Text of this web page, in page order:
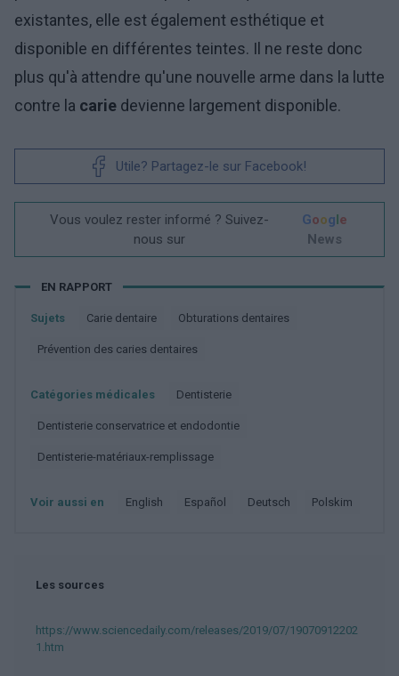
existantes, elle est également esthétique et
disponible en différentes teintes. Il ne reste donc
plus qu'à attendre qu'une nouvelle arme dans la lutte
contre la carie devienne largement disponible.
Utile? Partagez-le sur Facebook!
Vous voulez rester informé ? Suivez-
nous sur
Google
News
EN RAPPORT
Sujets Carie dentaire Obturations dentaires
Prévention des caries dentaires
Catégories médicales Dentisterie
Dentisterie conservatrice et endodontie
Dentisterie-matériaux-remplissage
Voir aussi en english español deutsch polskim
Les sources
https://www.sciencedaily.com/releases/2019/07/19070912202
1.htm